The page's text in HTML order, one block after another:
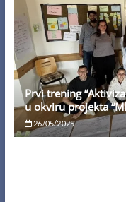
Prvi trening
u okviru projekta
26/05/2025